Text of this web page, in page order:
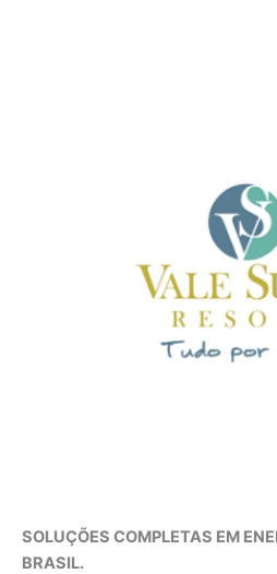
SOLUÇÕES COMPLETAS EM
BRASIL.